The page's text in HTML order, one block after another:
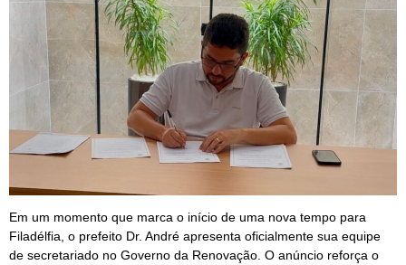
Em um momento que marca o início de uma nova tempo para
Filadélfia, o prefeito Dr. André apresenta oficialmente sua equipe
de secretariado no Governo da Renovação. O anúncio reforça o